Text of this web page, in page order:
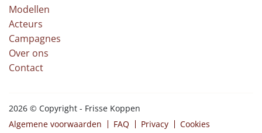
Modellen
Acteurs
Campagnes
Over ons
Contact
2026 © Copyright - Frisse Koppen
Algemene voorwaarden
FAQ Privacy Cookies